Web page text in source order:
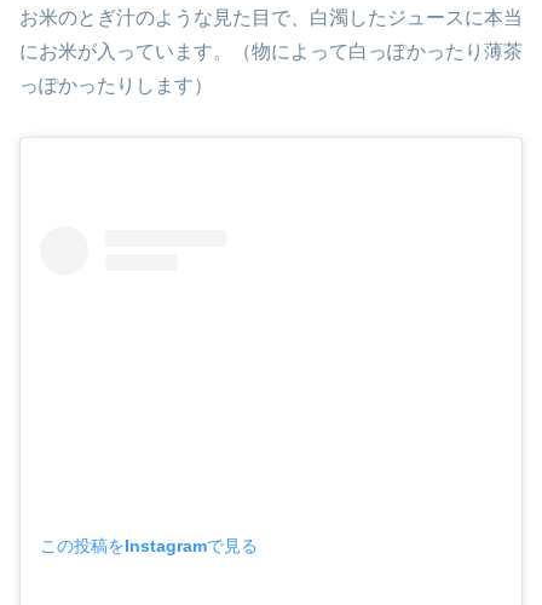
お米のとぎ汁のような見た目で、白濁したジュースに本当
にお米が入っています。（物によって白っぽかったり薄茶
っぽかったりします）
この投稿をInstagramで見る